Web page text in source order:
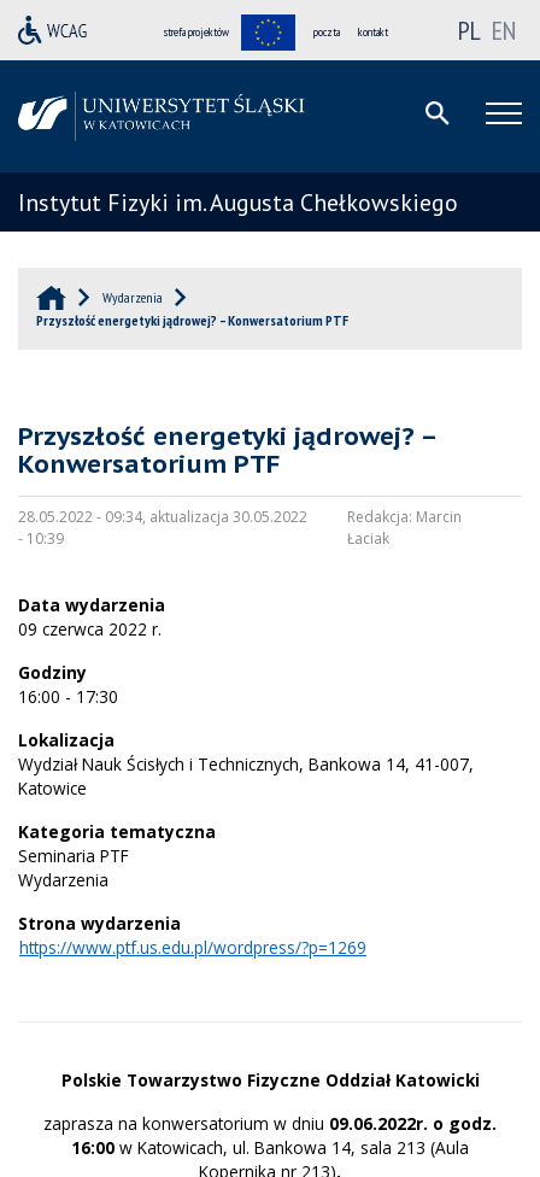
strefa projektów poczta kontakt PL EN
Instytut Fizyki im. Augusta Chełkowskiego
Wydarzenia
Przyszłość energetyki jądrowej? – Konwersatorium PTF
Przyszłość energetyki jądrowej? –
Konwersatorium PTF
28.05.2022 - 09:34, aktualizacja 30.05.2022
- 10:39
Redakcja: Marcin
Łaciak
Data wydarzenia
09 czerwca 2022 r.
Godziny
16:00 - 17:30
Lokalizacja
Wydział Nauk Ścisłych i Technicznych, Bankowa 14, 41-007,
Katowice
Kategoria tematyczna
Seminaria PTF
Wydarzenia
Strona wydarzenia
https://www.ptf.us.edu.pl/wordpress/?p=1269
Polskie Towarzystwo Fizyczne Oddział Katowicki
zaprasza na konwersatorium w dniu 09.06.2022r. o godz.
16:00 w Katowicach, ul. Bankowa 14, sala 213 (Aula
Kopernika nr 213),